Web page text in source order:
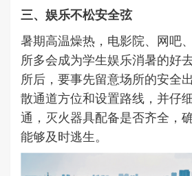
三、娱乐不松安全弦
暑期高温燥热，电影院、网吧
所多会成为学生娱乐消暑的好
所后，要事先留意场所的安全
散通道方位和设置路线，并仔
通，灭火器具配备是否齐全，
能够及时逃生。